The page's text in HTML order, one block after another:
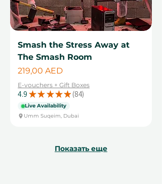
Smash the Stress Away at
The Smash Room
Цена
219,00 AED
E-vouchers + Gift Boxes
4.9 ★ ★ ★ ★ ★ 84
84
Live Availability
Umm Suqeim, Dubai
Показать еще